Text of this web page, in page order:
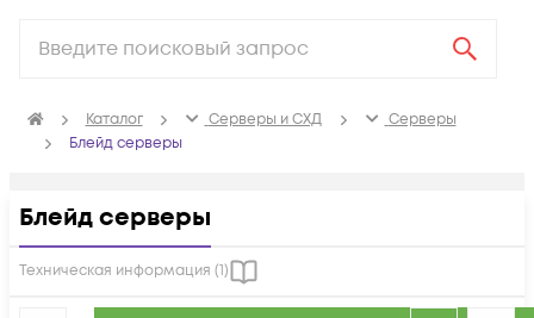
Каталог Серверы и СХД
Серверы
Блейд серверы
Блейд серверы
Техническая информация (1)